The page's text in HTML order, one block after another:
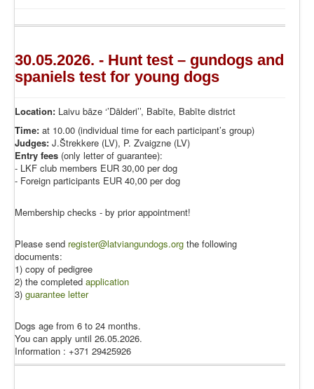
30.05.2026. - Hunt test – gundogs and
spaniels test for young dogs
Location: Laivu bāze ‘’Dālderi’’, Babīte, Babīte district
Time: at 10.00 (individual time for each participant’s group)
Judges: J.Štrekkere (LV), P. Zvaigzne (LV)
Entry fees (only letter of guarantee):
- LKF club members EUR 30,00 per dog
- Foreign participants EUR 40,00 per dog
Membership checks - by prior appointment!
Please send register@latviangundogs.org the following
documents:
1) copy of pedigree
2) the completed application
3) guarantee letter
Dogs age from 6 to 24 months.
You can apply until 26.05.2026.
Information : +371 29425926